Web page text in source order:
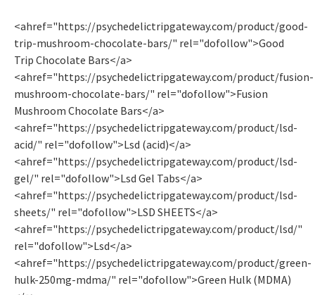
<ahref="https://psychedelictripgateway.com/product/good-
trip-mushroom-chocolate-bars/" rel="dofollow">Good
Trip Chocolate Bars</a>
<ahref="https://psychedelictripgateway.com/product/fusion-
mushroom-chocolate-bars/" rel="dofollow">Fusion
Mushroom Chocolate Bars</a>
<ahref="https://psychedelictripgateway.com/product/lsd-
acid/" rel="dofollow">Lsd (acid)</a>
<ahref="https://psychedelictripgateway.com/product/lsd-
gel/" rel="dofollow">Lsd Gel Tabs</a>
<ahref="https://psychedelictripgateway.com/product/lsd-
sheets/" rel="dofollow">LSD SHEETS</a>
<ahref="https://psychedelictripgateway.com/product/lsd/"
rel="dofollow">Lsd</a>
<ahref="https://psychedelictripgateway.com/product/green-
hulk-250mg-mdma/" rel="dofollow">Green Hulk (MDMA)